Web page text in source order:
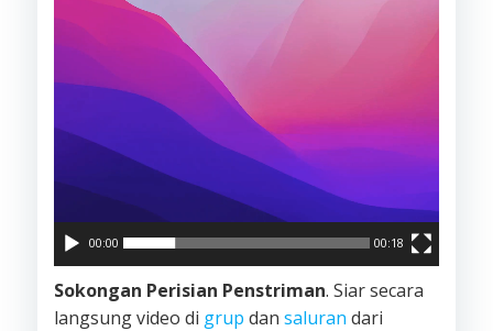
00:00 00:18
Sokongan Perisian Penstriman. Siar secara
langsung video di grup dan saluran dari